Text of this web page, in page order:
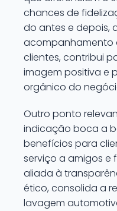
chances de
do antes e depois,
acompanhamento
clientes, contribui
imagem positiva e
orgânico do
Outro ponto
indicação boca a
benefícios para
serviço a amigos e
aliada à
ético, consolida a
lavagem